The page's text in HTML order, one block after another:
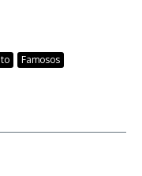
Famosos